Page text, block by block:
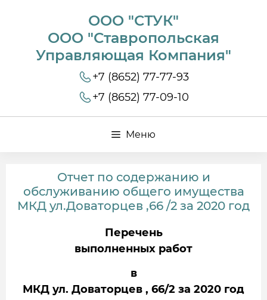
ООО "СТУК"
ООО "Ставропольская
Управляющая Компания"
+7 (8652) 77-77-93
+7 (8652) 77-09-10
Меню
Отчет по содержанию и
обслуживанию общего имущества
МКД ул.Доваторцев ,66 /2 за 2020 год
Перечень
выполненных работ
в
МКД ул. Доваторцев , 66/2 за 2020 год